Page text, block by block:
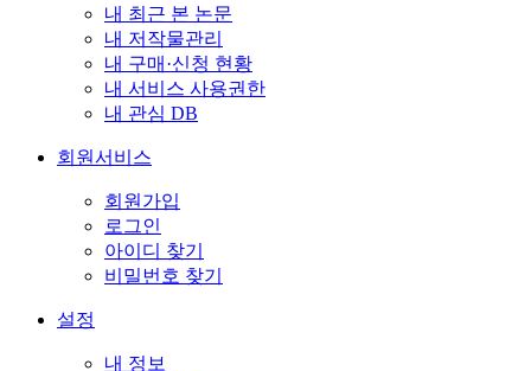
내 최근 본 논문
내 저작물관리
내 구매·신청 현황
내 서비스 사용권한
내 관심 DB
회원서비스
회원가입
로그인
아이디 찾기
비밀번호 찾기
설정
내 정보